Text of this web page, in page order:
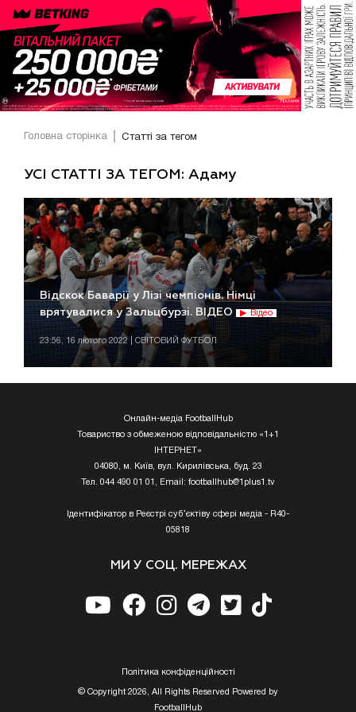
Головна сторінка Статті за тегом
УСІ СТАТТІ ЗА ТЕГОМ: Адаму
Відскок Баварії у Лізі чемпіонів. Німці
врятувалися у Зальцбурзі. ВІДЕО
Відео
23:56, 16 лютого 2022 | СВІТОВИЙ ФУТБОЛ
Онлайн-медіа FootballHub
Товариство з обмеженою відповідальністю «1+1
ІНТЕРНЕТ»
04080, м. Київ, вул. Кирилівська, буд. 23
Тел. 044 490 01 01, Email: footballhub@1plus1.tv
Ідентифікатор в Реєстрі суб’єктіву сфері медіа - R40-
05818
МИ У СОЦ. МЕРЕЖАХ
Полiтика конфiденцiйностi
© Copyright 2026, All Rights Reserved Powered by
FootballHub